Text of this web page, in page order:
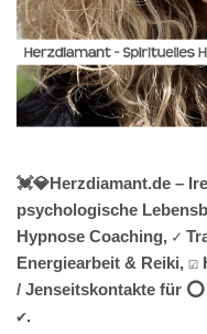
💓️💎Herzdiamant.de –
psychologische
Hypnose Coaching, ✓
Energiearbeit & Reiki,
/ Jenseitskontakte für
✔.